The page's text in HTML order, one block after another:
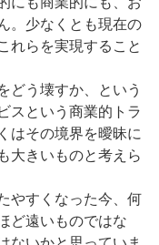
。少なくとも現在の
れらを実現すること
どう壊すか、という
スという商業的トラ
はその境界を曖昧に
大きいものと考えら
やすくなった今、何
ど遠いものではな